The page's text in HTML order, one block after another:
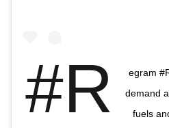
#R
egram
demand
fuels